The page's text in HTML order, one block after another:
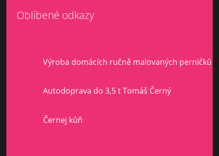
Oblíbené odkazy
Výroba domácích ručně malovaných perničků
Autodoprava do 3,5 t Tomáš Černý
Černej kůň